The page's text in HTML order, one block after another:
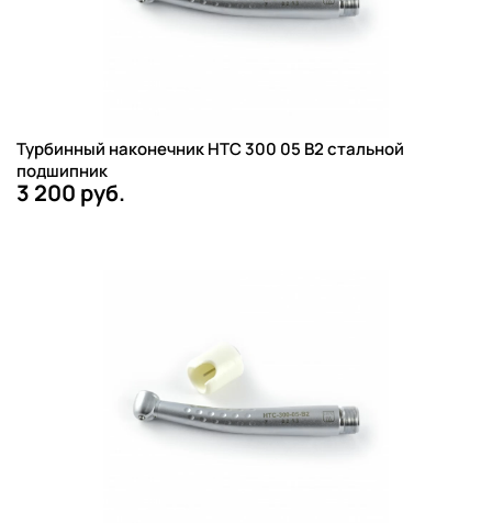
Турбинный наконечник НТС 300 05 B2 стальной
подшипник
3 200 руб.